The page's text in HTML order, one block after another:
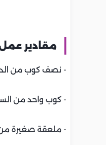
مقادير
- نصف كوب من
- كوب واحد من
- ملعقة صغيرة